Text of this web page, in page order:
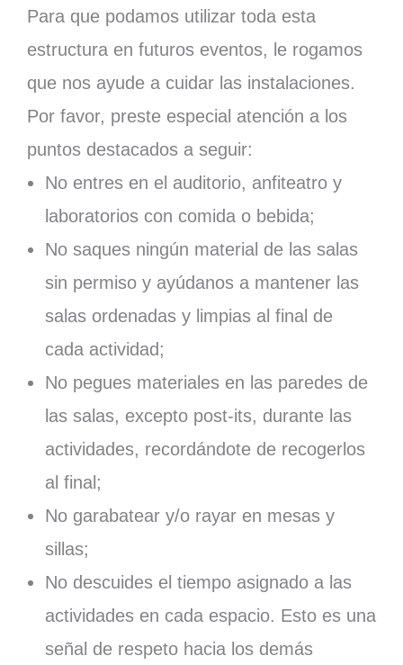
Para que podamos utilizar toda esta
estructura en futuros eventos, le rogamos
que nos ayude a cuidar las instalaciones.
Por favor, preste especial atención a los
puntos destacados a seguir:
No entres en el auditorio, anfiteatro y
laboratorios con comida o bebida;
No saques ningún material de las salas
sin permiso y ayúdanos a mantener las
salas ordenadas y limpias al final de
cada actividad;
No pegues materiales en las paredes de
las salas, excepto post-its, durante las
actividades, recordándote de recogerlos
al final;
No garabatear y/o rayar en mesas y
sillas;
No descuides el tiempo asignado a las
actividades en cada espacio. Esto es una
señal de respeto hacia los demás